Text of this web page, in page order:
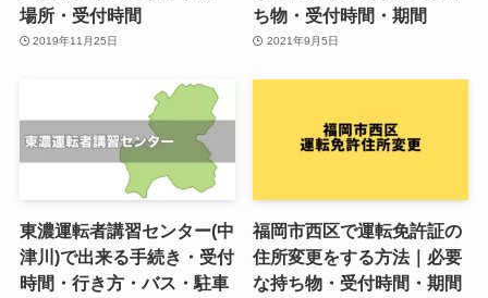
場所・受付時間
2019年11月25日
ち物・受付時間・期間
2021年9月5日
東濃運転者講習センター(中
津川)で出来る手続き・受付
時間・行き方・バス・駐車
福岡市西区で運転免許証の
住所変更をする方法｜必要
な持ち物・受付時間・期間